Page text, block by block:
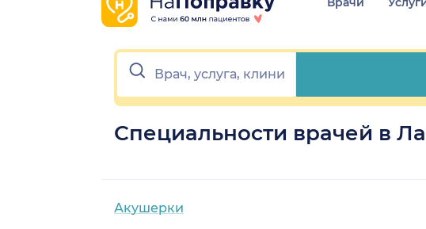
Специальности врачей в
Акушерки